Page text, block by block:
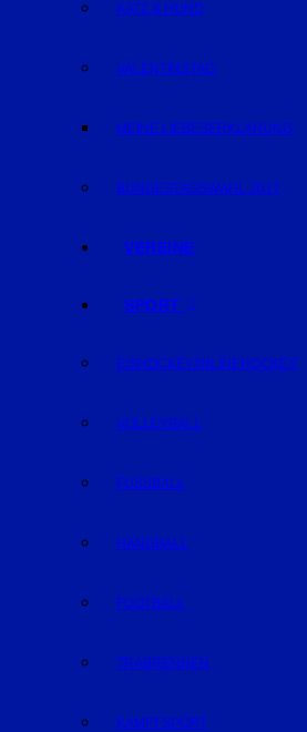
KATZ & HUND
VALENTINSTAG
MEINE LIEBESERKLÄRUNG
BUNDESTAGSWAHL 2017
VEREINE
SPORT
EISHOCKEY/INLINEHOCKEY
VOLLEYBALL
FUSSBALL
HANDBALL
FOOTBALL
TRABRENNEN
KAMPFSPORT